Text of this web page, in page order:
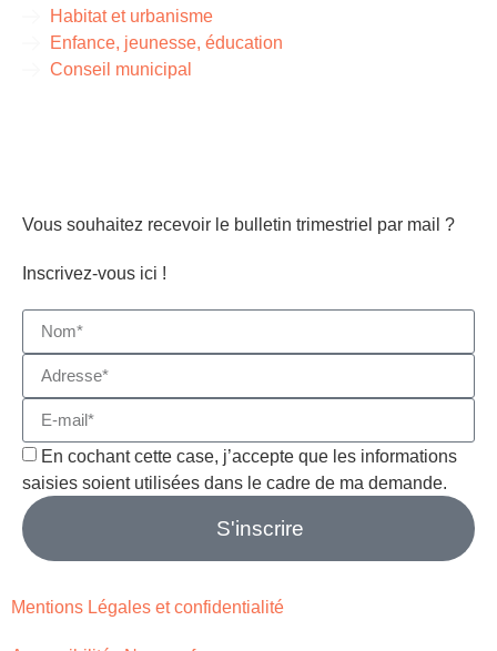
Habitat et urbanisme
Enfance, jeunesse, éducation
Conseil municipal
Vous souhaitez recevoir le bulletin trimestriel par mail ?
Inscrivez-vous ici !
En cochant cette case, j’accepte que les informations
saisies soient utilisées dans le cadre de ma demande.
S'inscrire
Mentions Légales et confidentialité